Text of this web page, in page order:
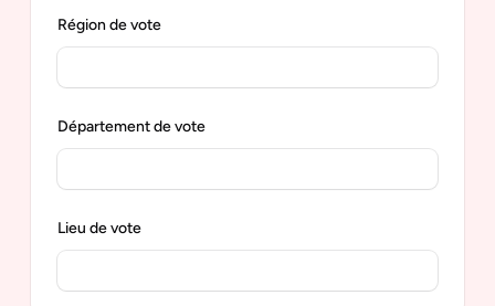
Région de vote
Département de vote
Lieu de vote